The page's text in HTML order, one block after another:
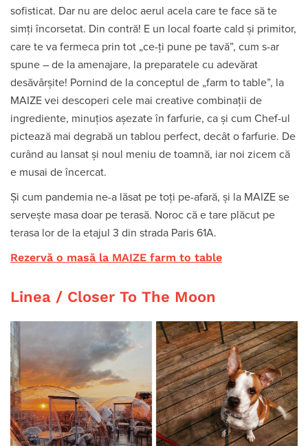
sofisticat. Dar nu are deloc aerul acela care te face să te
simți încorsetat. Din contră! E un local foarte cald și primitor,
care te va fermeca prin tot „ce-ți pune pe tavă”, cum s-ar
spune – de la amenajare, la preparatele cu adevărat
desăvârșite! Pornind de la conceptul de „farm to table”, la
MAIZE vei descoperi cele mai creative combinații de
ingrediente, minuțios așezate în farfurie, ca și cum Chef-ul
pictează mai degrabă un tablou perfect, decât o farfurie. De
curând au lansat și noul meniu de toamnă, iar noi zicem că
e musai de încercat.
Și cum pandemia ne-a lăsat pe toți pe-afară, și la MAIZE se
servește masa doar pe terasă. Noroc că e tare plăcut pe
terasa lor de la etajul 3 din strada Paris 61A.
Rezervă o masă la MAIZE farm to table
Linea / Closer To The Moon